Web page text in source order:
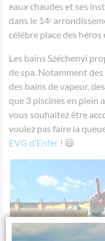
eaux chaudes et ses
dans le 14ᵉ
célébre place des
Les bains Széchenyi
de spa. Notamment
des bains de vapeur,
que 3 piscines en plein
vous souhaitez être
voulez pas faire la
EVG d’Enfer ! ​​😃